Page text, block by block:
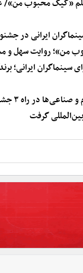
«کیک محبوب من»/
من»؛ روایت سهل و
برای سینماگران
ساخته
گرفت